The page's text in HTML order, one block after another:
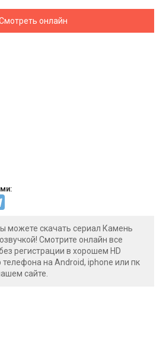
малютку Джемре…
онлайн
можете скачать сериал Камень
Смотрите онлайн все
регистрации в хорошем HD
телефона на Android, iphone или пк
сайте.